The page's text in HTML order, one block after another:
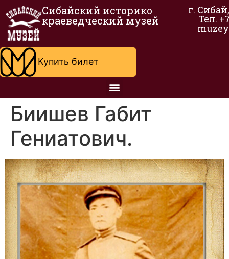
Сибайский историко
краеведческий музей
г.
Тел.
Купить билет
Биишев Габит
Гениатович.